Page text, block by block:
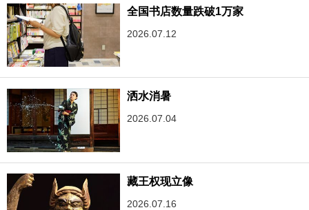
全国书店数量跌破1万家
2026.07.12
洒水消暑
2026.07.04
藏王权现立像
2026.07.16